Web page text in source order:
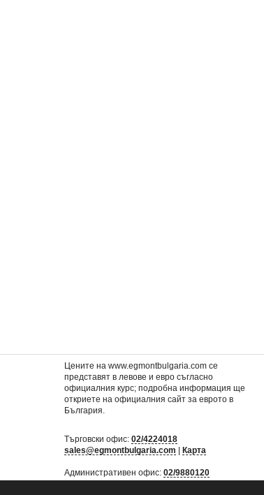
Цените на www.egmontbulgaria.com се
представят в левове и евро съгласно
официалния курс; подробна информация ще
откриете наофициалния сайт за еврото в
България
Търговски офис:02/4224018
sales@egmontbulgaria.com |Карта
Административен офис:02/9880120
mail@egmontbulgaria.com|Карта